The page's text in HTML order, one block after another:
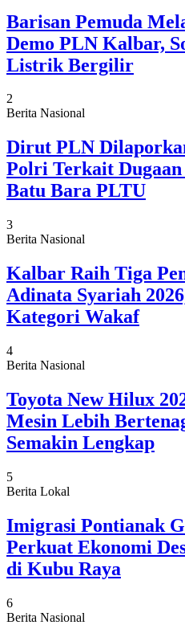
Barisan Pemuda
Demo PLN Kalbar,
Listrik Bergilir
2
Berita Nasional
Dirut PLN
Polri Terkait
Batu Bara PLTU
3
Berita Nasional
Kalbar Raih Tiga
Adinata Syariah
Kategori Wakaf
4
Berita Nasional
Toyota New Hilux
Mesin Lebih
Semakin Lengkap
5
Berita Lokal
Imigrasi Pontianak
Perkuat Ekonomi
di Kubu Raya
6
Berita Nasional